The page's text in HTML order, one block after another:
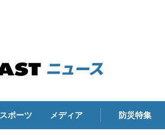
スポーツ メディア 防災特集